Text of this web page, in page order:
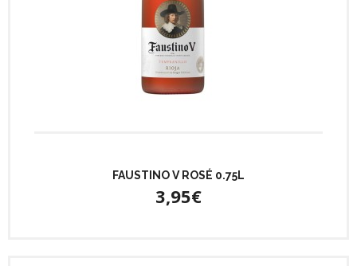
FAUSTINO V ROSÉ 0.75L
3,95€